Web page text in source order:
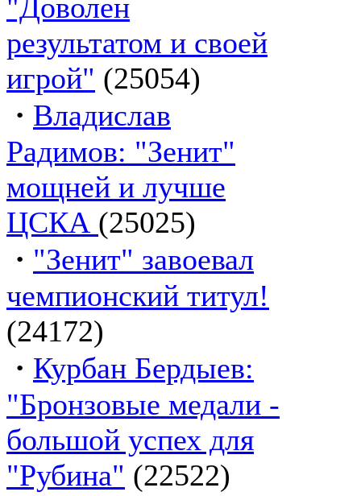
"Доволен
результатом и своей
игрой" (25054)
· Владислав
Радимов: "Зенит"
мощней и лучше
ЦСКА (25025)
· "Зенит" завоевал
чемпионский титул!
(24172)
· Курбан Бердыев:
"Бронзовые медали -
большой успех для
"Рубина" (22522)